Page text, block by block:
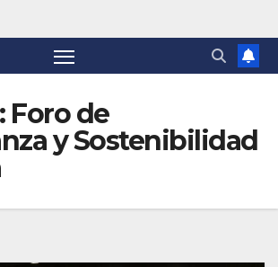
Foro de
y Sostenibilidad